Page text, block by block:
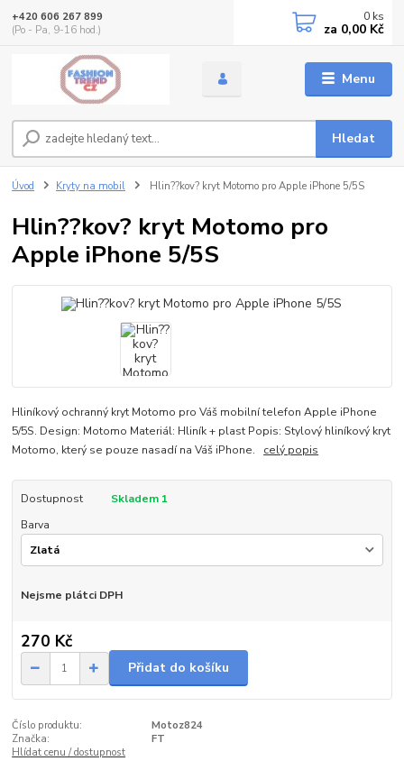
Menu
Hledat
+420 606 267 899
(Po - Pa, 9-16 hod.)
0 ks
za 0,00 Kč
Úvod Kryty na mobil Hlin??kov? kryt Motomo pro Apple iPhone 5/5S
Hlin??kov? kryt Motomo pro
Apple iPhone 5/5S
Hliníkový ochranný kryt Motomo pro Váš mobilní telefon Apple iPhone
5/5S. Design: Motomo Materiál: Hliník + plast Popis: Stylový hliníkový kryt
Motomo, který se pouze nasadí na Váš iPhone. celý popis
Dostupnost
Skladem 1
Barva
Nejsme plátci DPH
270 Kč
Přidat do košíku
Číslo produktu:
Motoz824
Značka:
FT
Hlídat cenu / dostupnost